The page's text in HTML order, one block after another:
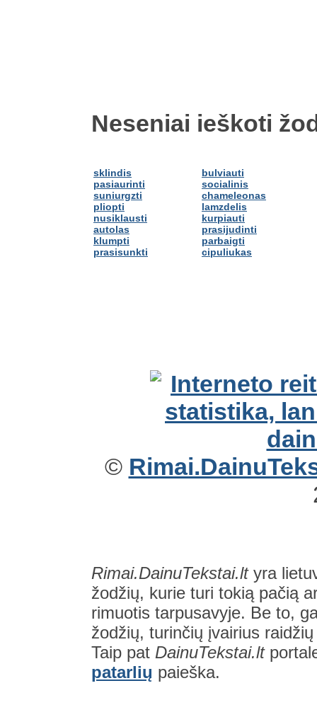
Neseniai ieškoti
sklindis
pasiaurinti
suniurgzti
pliopti
nusiklausti
autolas
klumpti
prasisunkti
bulviauti
socialinis
chameleonas
lamzdelis
kurpiauti
prasijudinti
parbaigti
cipuliukas
©
Rimai.DainuTekstai.ltyra
žodžių, kurie turi tokią pačią
rimuotis tarpusavyje. Be to,
žodžių, turinčių įvairius
Taip pat DainuTekstai.lt
patarlių paieška.